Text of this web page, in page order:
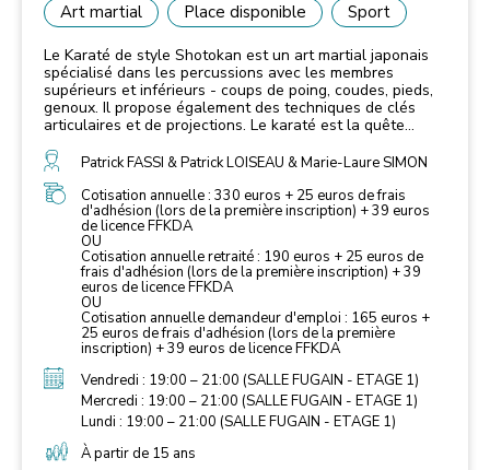
Art martial Place disponible Sport
Le Karaté de style Shotokan est un art martial japonais
spécialisé dans les percussions avec les membres
supérieurs et inférieurs - coups de poing, coudes, pieds,
genoux. Il propose également des techniques de clés
articulaires et de projections. Le karaté est la quête
et le développement de sa personne. L'étude du karaté
se décompose en plusieurs axes de travail : - Le Kihon,
répétition technique en solitaire. - Le Bunkaï, application
des techniques en situation avec un partenaire. - Le Kata,
enchainement codifié de techniques en solitaire. - Le
Kumite, travail du combat à deux. Le Kata et le Kumite
peuvent également être pratiqués dans le cadre de la
compétition. Le karaté développe la confiance en soi, la
coordination, la rigueur, ainsi qu'une excellente condition
physique.
Patrick FASSI & Patrick LOISEAU & Marie-Laure SIMON
Cotisation annuelle : 330 euros + 25 euros de frais
d'adhésion (lors de la première inscription) + 39 euros
de licence FFKDA
OU
Cotisation annuelle retraité : 190 euros + 25 euros de
frais d'adhésion (lors de la première inscription) + 39
euros de licence FFKDA
OU
Cotisation annuelle demandeur d'emploi : 165 euros +
25 euros de frais d'adhésion (lors de la première
inscription) + 39 euros de licence FFKDA
Vendredi : 19:00 – 21:00 (SALLE FUGAIN - ETAGE 1)
Mercredi : 19:00 – 21:00 (SALLE FUGAIN - ETAGE 1)
Lundi : 19:00 – 21:00 (SALLE FUGAIN - ETAGE 1)
À partir de 15 ans